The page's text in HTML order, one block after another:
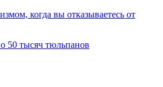
когда вы отказываетесь от
50 тысяч тюльпанов